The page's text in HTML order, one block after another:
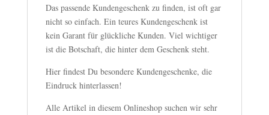
Das passende Kundengeschenk zu finden, ist oft gar
nicht so einfach. Ein teures Kundengeschenk ist
kein Garant für glückliche Kunden. Viel wichtiger
ist die Botschaft, die hinter dem Geschenk steht.
Hier findest Du besondere Kundengeschenke, die
Eindruck hinterlassen!
Alle Artikel in diesem Onlineshop suchen wir sehr